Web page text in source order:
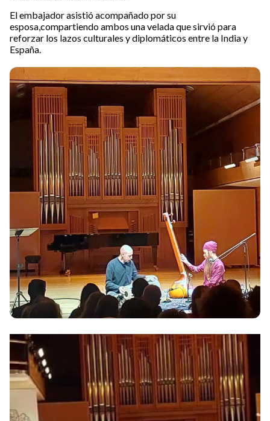
El embajador asistió acompañado por su
esposa,compartiendo ambos una velada que sirvió para
reforzar los lazos culturales y diplomáticos entre la India y
España.